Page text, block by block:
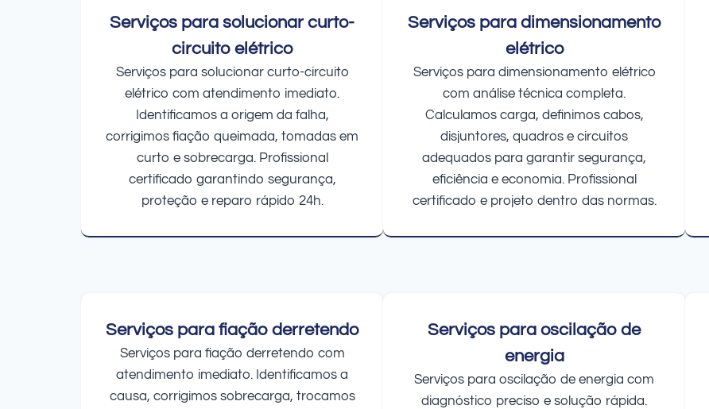
Serviços para solucionar curto-
circuito elétrico
Serviços para solucionar curto-circuito
elétrico com atendimento imediato.
Identificamos a origem da falha,
corrigimos fiação queimada, tomadas em
curto e sobrecarga. Profissional
certificado garantindo segurança,
proteção e reparo rápido 24h.
Serviços para dimensionamento
elétrico
Serviços para dimensionamento elétrico
com análise técnica completa.
Calculamos carga, definimos cabos,
disjuntores, quadros e circuitos
adequados para garantir segurança,
eficiência e economia. Profissional
certificado e projeto dentro das normas.
Serviços para fiação derretendo
Serviços para fiação derretendo com
atendimento imediato. Identificamos a
causa, corrigimos sobrecarga, trocamos
Serviços para oscilação de
energia
Serviços para oscilação de energia com
diagnóstico preciso e solução rápida.